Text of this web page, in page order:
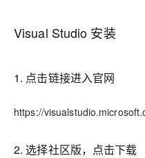
Visual Studio 安装
1. 点击链接进入官网
https://
2. 选择社区版，点击下载